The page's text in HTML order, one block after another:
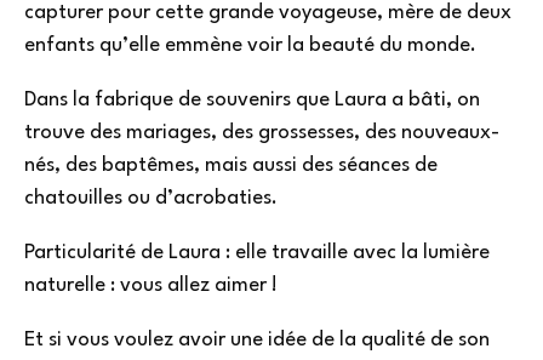
capturer pour cette grande voyageuse, mère de deux
enfants qu’elle emmène voir la beauté du monde.
Dans la fabrique de souvenirs que Laura a bâti, on
trouve des mariages, des grossesses, des nouveaux-
nés, des baptêmes, mais aussi des séances de
chatouilles ou d’acrobaties.
Particularité de Laura : elle travaille avec la lumière
naturelle : vous allez aimer !
Et si vous voulez avoir une idée de la qualité de son